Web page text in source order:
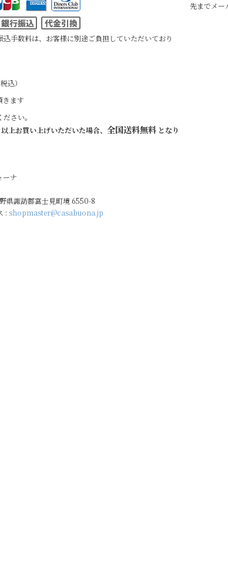
手数料は、お客様に別途ご負担していただいており
税込）
ます
さい。
上お買い上げいただいた場合、 全国送料無料 となり
先までメー
ーナ
県諏訪郡富士見町境 6550-8
: shopmaster@casabuona.jp